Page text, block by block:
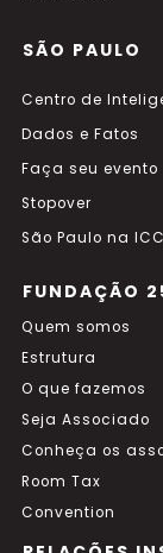
SÃO PAULO
Centro de
Dados e Fatos
Faça seu evento
Stopover
São Paulo na
FUNDAÇÃO
Quem somos
Estrutura
O que fazemos
Seja Associado
Conheça os
Room Tax
Convention